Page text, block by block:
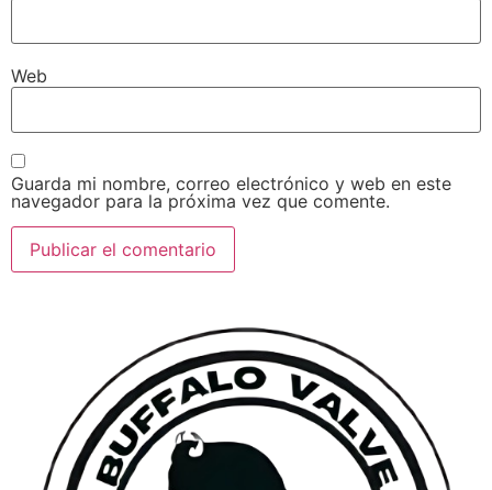
Web
Guarda mi nombre, correo electrónico y web en este
navegador para la próxima vez que comente.